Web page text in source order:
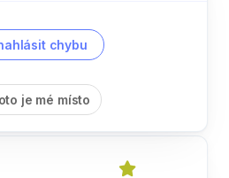
chybu
je mé místo